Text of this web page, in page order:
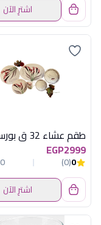
اشترِ الآن
EGP2999
0
(0)
0 تم البيع
اشترِ الآن